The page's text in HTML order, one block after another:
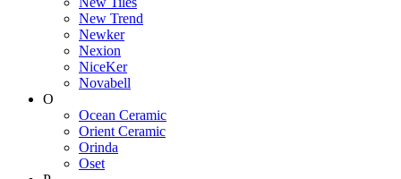
New Trend
Newker
Nexion
NiceKer
Novabell
O
Ocean Ceramic
Orient Ceramic
Orinda
Oset